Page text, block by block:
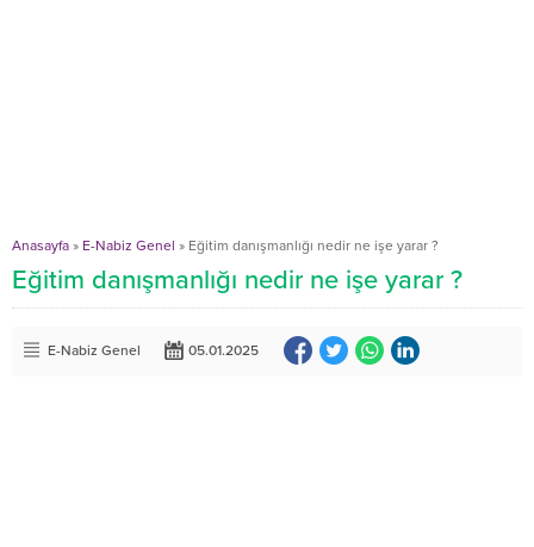
Anasayfa » E-Nabiz Genel » Eğitim danışmanlığı nedir ne işe yarar ?
Eğitim danışmanlığı nedir ne işe yarar ?
E-Nabiz Genel 05.01.2025